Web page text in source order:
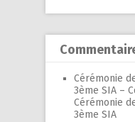
Cérémonie
3ème SIA –
Cérémonie
3ème SIA